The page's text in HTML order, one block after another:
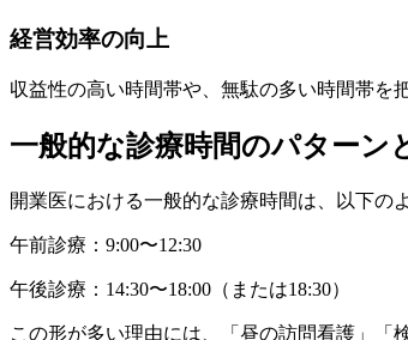
経営効率の向上
収益性の高い時間帯や、無駄の多い時間帯を
一般的な診療時間のパターン
開業医における一般的な診療時間は、以下の
午前診療：9:00〜12:30
午後診療：14:30〜18:00（または18:30）
この形が多い理由には、「昼の訪問看護」「